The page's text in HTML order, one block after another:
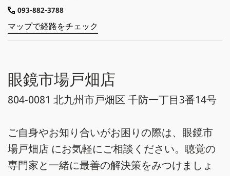
093-882-3788
マップで経路をチェック
眼鏡市場戸畑店
804-0081 北九州市戸畑区 千防一丁目3番14号
ご自身やお知り合いがお困りの際は、眼鏡市
場戸畑店 にお気軽にご相談ください。聴覚の
専門家と一緒に最善の解決策をみつけましょ